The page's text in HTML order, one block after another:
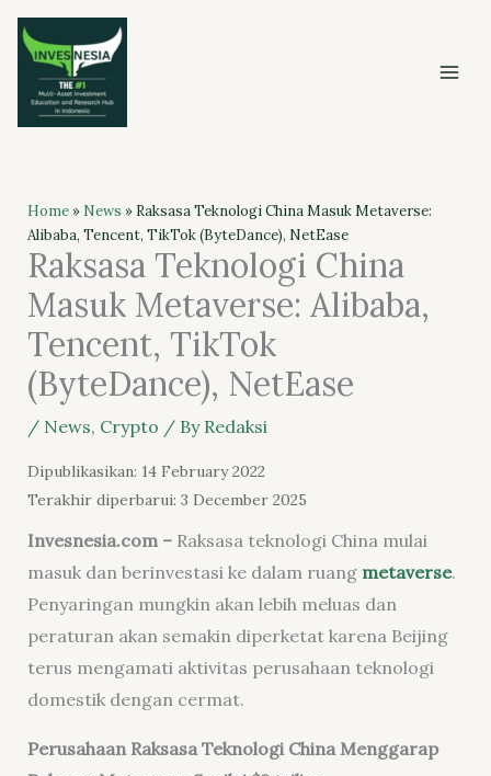
Skip
content
Home» News » Raksasa Teknologi China Masuk Metaverse:
Alibaba, Tencent, TikTok (ByteDance), NetEase
Raksasa Teknologi China
Masuk Metaverse: Alibaba,
Tencent, TikTok
(ByteDance), NetEase
/ News, Crypto / By Redaksi
Dipublikasikan: 14 February 2022
Terakhir diperbarui: 3 December 2025
Invesnesia.com – Raksasa teknologi China mulai
masuk dan berinvestasi ke dalam ruang metaverse.
Penyaringan mungkin akan lebih meluas dan
peraturan akan semakin diperketat karena Beijing
terus mengamati aktivitas perusahaan teknologi
domestik dengan cermat.
Perusahaan Raksasa Teknologi China Menggarap